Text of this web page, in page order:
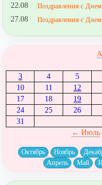
22.08 Поздравления с
27.08 Поздравления с
3
4 5
10
11 12
17
18 19
24
25 26
31
← Июль
Октябрь Ноябрь
Апрель
Май